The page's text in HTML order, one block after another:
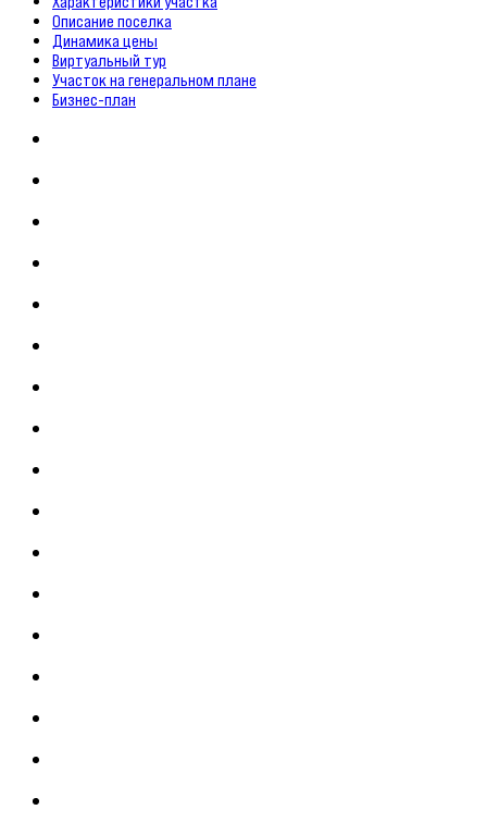
Описание поселка
Динамика цены
Виртуальный тур
Участок на генеральном плане
Бизнес-план